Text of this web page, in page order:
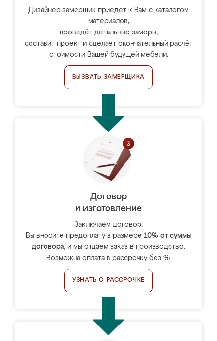
Дизайнер-замерщик приедет к Вам с каталогом
материалов,
проведёт детальные замеры,
составит проект и сделает окончательный расчёт
стоимости Вашей будущей мебели.
ВЫЗВАТЬ ЗАМЕРЩИКА
Договор
и изготовление
Заключаем договор,
Вы вносите предоплату в размере 10% от суммы
договора, и мы отдаём заказ в производство.
Возможна оплата в рассрочку без %.
УЗНАТЬ О РАССРОЧКЕ